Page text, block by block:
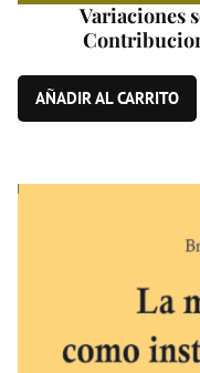
Variaciones
educación
AÑADIR AL CARRITO